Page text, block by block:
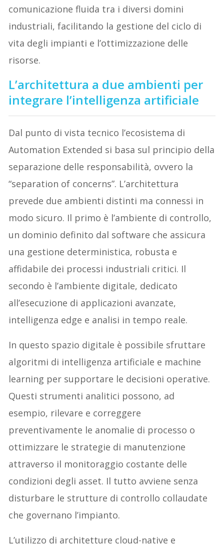
comunicazione fluida tra i diversi domini
industriali, facilitando la gestione del ciclo di
vita degli impianti e l’ottimizzazione delle
risorse.
L’architettura a due ambienti per
integrare l’intelligenza artificiale
Dal punto di vista tecnico l’ecosistema di
Automation Extended si basa sul principio della
separazione delle responsabilità, ovvero la
“separation of concerns”. L’architettura
prevede due ambienti distinti ma connessi in
modo sicuro. Il primo è l’ambiente di controllo,
un dominio definito dal software che assicura
una gestione deterministica, robusta e
affidabile dei processi industriali critici. Il
secondo è l’ambiente digitale, dedicato
all’esecuzione di applicazioni avanzate,
intelligenza edge e analisi in tempo reale.
In questo spazio digitale è possibile sfruttare
algoritmi di intelligenza artificiale e machine
learning per supportare le decisioni operative.
Questi strumenti analitici possono, ad
esempio, rilevare e correggere
preventivamente le anomalie di processo o
ottimizzare le strategie di manutenzione
attraverso il monitoraggio costante delle
condizioni degli asset. Il tutto avviene senza
disturbare le strutture di controllo collaudate
che governano l’impianto.
L’utilizzo di architetture cloud-native e